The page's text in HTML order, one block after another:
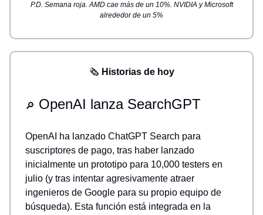
P.D. Semana roja. AMD cae más de un 10%. NVIDIA y Microsoft
alrededor de un 5%
🗞️ Historias de hoy
🔎 OpenAI lanza SearchGPT
OpenAI ha lanzado ChatGPT Search para
suscriptores de pago, tras haber lanzado
inicialmente un prototipo para 10,000 testers en
julio (y tras intentar agresivamente atraer
ingenieros de Google para su propio equipo de
búsqueda). Esta función está integrada en la